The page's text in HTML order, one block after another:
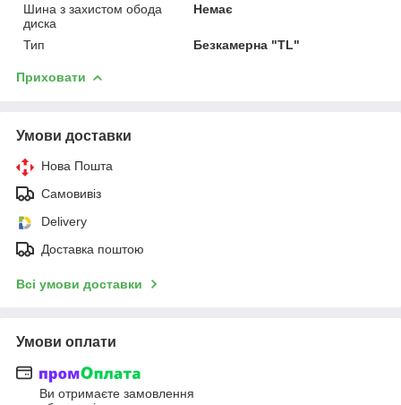
Шина з захистом обода
диска
Немає
Тип Безкамерна "TL"
Приховати
Умови доставки
Нова Пошта
Самовивіз
Delivery
Доставка поштою
Всі умови доставки
Умови оплати
Ви отримаєте замовлення